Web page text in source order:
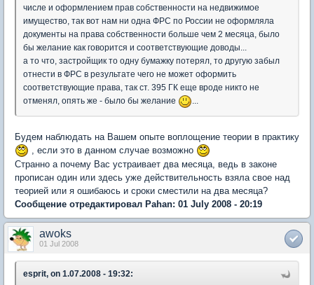
числе и оформлением прав собственности на недвижимое
имущество, так вот нам ни одна ФРС по России не оформляла
документы на права собственности больше чем 2 месяца, было
бы желание как говорится и соответствующие доводы...
а то что, застройщик то одну бумажку потерял, то другую забыл
отнести в ФРС в результате чего не может оформить
соответствующие права, так ст. 395 ГК еще вроде никто не
отменял, опять же - было бы желание
...
Будем наблюдать на Вашем опыте воплощение теории в практику
, если это в данном случае возможно
Странно а почему Вас устраивает два месяца, ведь в законе
прописан один или здесь уже действительность взяла свое над
теорией или я ошибаюсь и сроки сместили на два месяца?
Сообщение отредактировал Pahan: 01 July 2008 - 20:19
awoks
01 Jul 2008
esprit, on 1.07.2008 - 19:32: